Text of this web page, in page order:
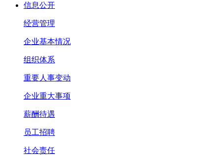
信息公开
经营管理
企业基本情况
组织体系
重要人事变动
企业重大事项
薪酬待遇
员工招聘
社会责任